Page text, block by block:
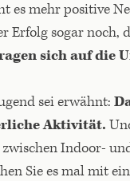
es mehr positive
Erfolg sogar noch,
sich auf die
sei erwähnt:
Aktivität.
Indoor-
Sie es mal mit